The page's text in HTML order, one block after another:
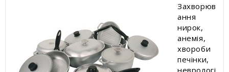
Захворюв
ання
нирок,
анемія,
хвороби
печінки,
неврологі